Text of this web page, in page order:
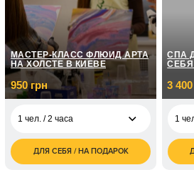
МАСТЕР-КЛАСС ФЛЮИД АРТА
НА ХОЛСТЕ В КИЕВЕ
950 грн
1 чел. / 2 часа
грн
ДЛЯ СЕБЯ / НА ПОДАРОК
СПА
3
1